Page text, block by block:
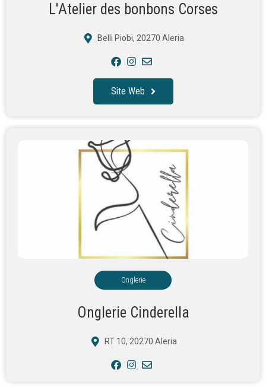
L'Atelier des bonbons Corses
Belli Piobi, 20270 Aleria
Site Web
Onglerie
Onglerie Cinderella
RT 10, 20270 Aleria